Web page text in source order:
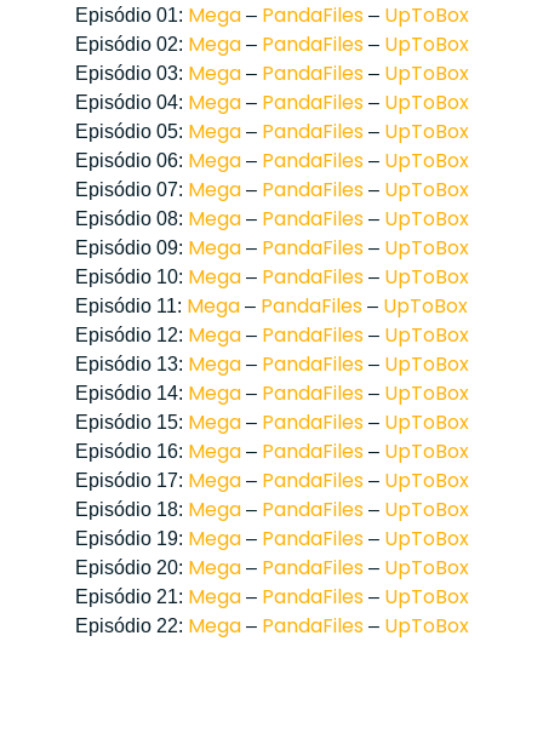
Episódio 01: Mega– PandaFiles– UpToBox
Episódio 02: Mega– PandaFiles– UpToBox
Episódio 03: Mega– PandaFiles– UpToBox
Episódio 04: Mega– PandaFiles– UpToBox
Episódio 05: Mega– PandaFiles– UpToBox
Episódio 06: Mega– PandaFiles– UpToBox
Episódio 07: Mega– PandaFiles– UpToBox
Episódio 08: Mega– PandaFiles– UpToBox
Episódio 09: Mega– PandaFiles– UpToBox
Episódio 10: Mega– PandaFiles– UpToBox
Episódio 11: Mega – PandaFiles – UpToBox
Episódio 12: Mega– PandaFiles– UpToBox
Episódio 13: Mega– PandaFiles– UpToBox
Episódio 14: Mega– PandaFiles– UpToBox
Episódio 15: Mega– PandaFiles– UpToBox
Episódio 16: Mega– PandaFiles– UpToBox
Episódio 17: Mega– PandaFiles– UpToBox
Episódio 18: Mega– PandaFiles– UpToBox
Episódio 19: Mega– PandaFiles– UpToBox
Episódio 20: Mega– PandaFiles– UpToBox
Episódio 21: Mega– PandaFiles– UpToBox
Episódio 22: Mega– PandaFiles– UpToBox